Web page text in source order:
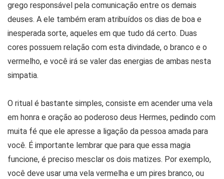
grego responsável pela comunicação entre os demais
deuses. A ele também eram atribuídos os dias de boa e
inesperada sorte, aqueles em que tudo dá certo. Duas
cores possuem relação com esta divindade, o branco e o
vermelho, e você irá se valer das energias de ambas nesta
simpatia.
O ritual é bastante simples, consiste em acender uma vela
em honra e oração ao poderoso deus Hermes, pedindo com
muita fé que ele apresse a ligação da pessoa amada para
você. É importante lembrar que para que essa magia
funcione, é preciso mesclar os dois matizes. Por exemplo,
você deve usar uma vela vermelha e um pires branco, ou